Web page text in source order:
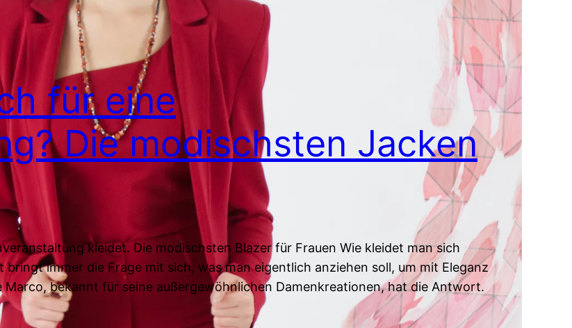
für eine
Die modischsten Jacken
kleidet. Die modischsten Blazer für Frauen Wie kleidet man sich
immer die Frage mit sich, was man eigentlich anziehen soll, um mit Eleganz
bekannt für seine außergewöhnlichen Damenkreationen, hat die Antwort.